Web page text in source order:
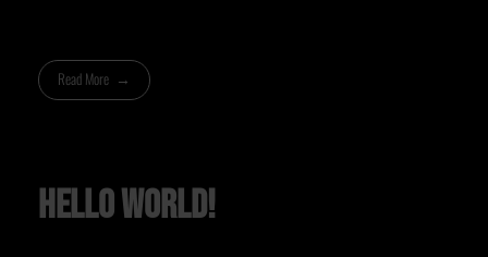
Read More
Hello world!